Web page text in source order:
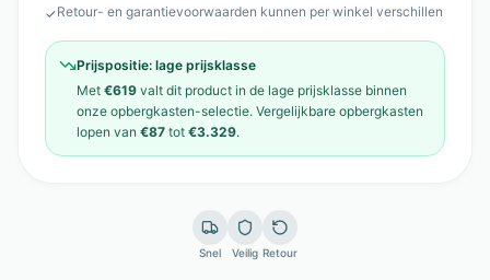
✓Retour- en garantievoorwaarden kunnen per winkel verschillen
Prijspositie: lage prijsklasse
Met €619 valt dit product in de lage prijsklasse binnen
onze opbergkasten-selectie. Vergelijkbare opbergkasten
lopen van €87 tot €3.329.
Snel Veilig Retour